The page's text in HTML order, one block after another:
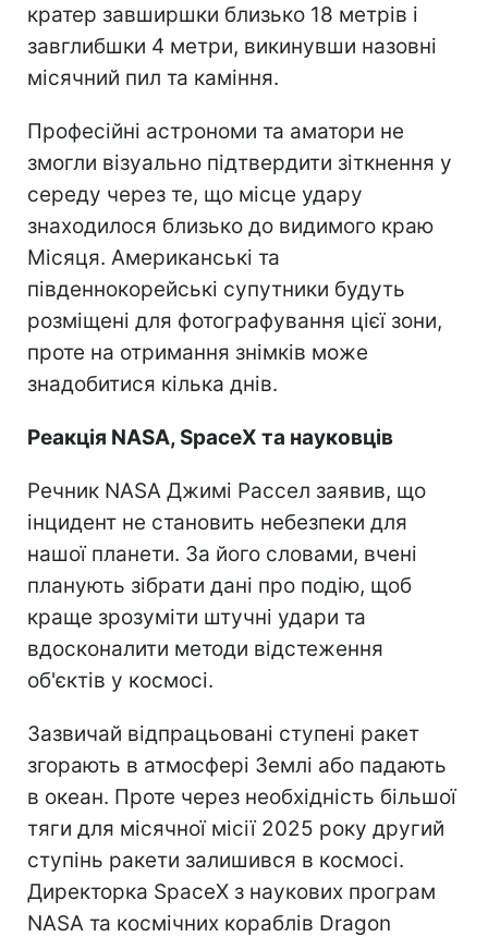
кратер завширшки близько 18 метрів і
завглибшки 4 метри, викинувши назовні
місячний пил та каміння.
Професійні астрономи та аматори не
змогли візуально підтвердити зіткнення у
середу через те, що місце удару
знаходилося близько до видимого краю
Місяця. Американські та
південнокорейські супутники будуть
розміщені для фотографування цієї зони,
проте на отримання знімків може
знадобитися кілька днів.
Реакція NASA, SpaceX та науковців
Речник NASA Джимі Рассел заявив, що
інцидент не становить небезпеки для
нашої планети. За його словами, вчені
планують зібрати дані про подію, щоб
краще зрозуміти штучні удари та
вдосконалити методи відстеження
об'єктів у космосі.
Зазвичай відпрацьовані ступені ракет
згорають в атмосфері Землі або падають
в океан. Проте через необхідність більшої
тяги для місячної місії 2025 року другий
ступінь ракети залишився в космосі.
Директорка SpaceX з наукових програм
NASA та космічних кораблів Dragon